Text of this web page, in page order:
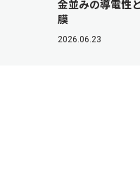
金並みの導電性
膜
2026.06.23